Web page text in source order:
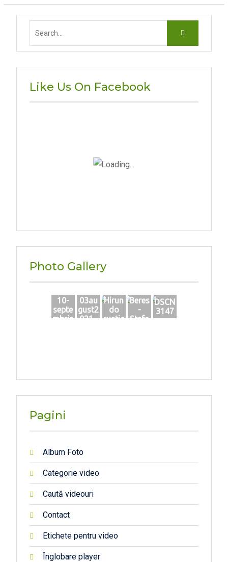
Like Us On Facebook
Photo Gallery
10-
septe
mbrie
03au
gust2
021_
Hirun
do
rustic
Beres
-
Stefa
DSCN
3147
Pagini
Album Foto
Categorie video
Caută videouri
Contact
Etichete pentru video
Înglobare player